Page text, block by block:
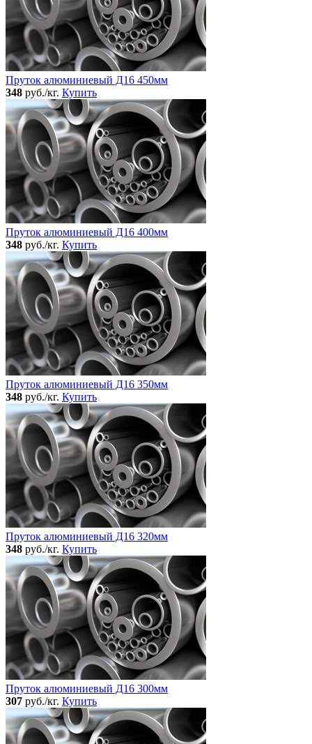
Пруток алюминиевый Д16 450мм
348 руб./кг. Купить
Пруток алюминиевый Д16 400мм
348 руб./кг. Купить
Пруток алюминиевый Д16 350мм
348 руб./кг. Купить
Пруток алюминиевый Д16 320мм
348 руб./кг. Купить
Пруток алюминиевый Д16 300мм
307 руб./кг. Купить